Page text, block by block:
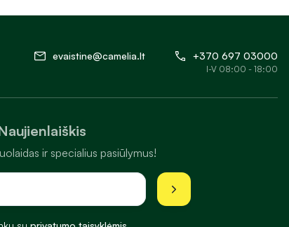
ir specialius pasiūlymus!
evaistine@camelia.lt +370 697 03000
I-V 08:00 - 18:00